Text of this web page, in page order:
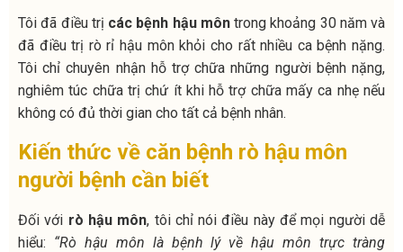
Tôi đã điều trị các bệnh hậu môntrong khoảng 30 năm và
đã điều trị rò rỉ hậu môn khỏi cho rất nhiều ca bệnh nặng.
Tôi chỉ chuyên nhận hỗ trợ chữa những người bệnh nặng,
nghiêm túc chữa trị chứ ít khi hỗ trợ chữa mấy ca nhẹ nếu
không có đủ thời gian cho tất cả bệnh nhân.
Kiến thức về căn bệnh rò hậu môn
người bệnh cần biết
Đối với rò hậu môn, tôi chỉ nói điều này để mọi người dễ
hiểu: “Rò hậu môn là bệnh lý về hậu môn trực tràng